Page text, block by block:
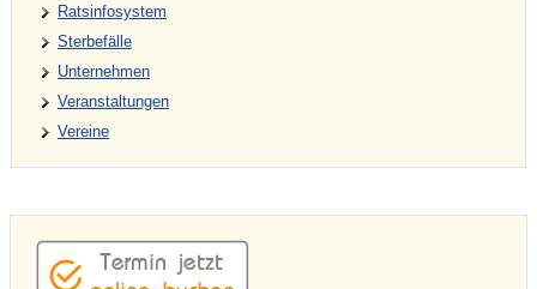
Ratsinfosystem
Sterbefälle
Unternehmen
Veranstaltungen
Vereine